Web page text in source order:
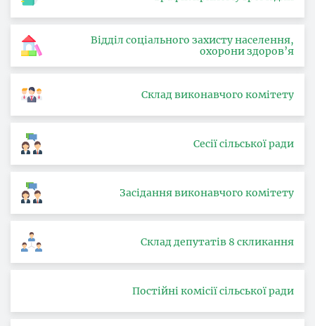
Відділ соціального захисту населення,
охорони здоров’я
Склад виконавчого комітету
Сесії сільської ради
Засідання виконавчого комітету
Склад депутатів 8 скликання
Постійні комісії сільської ради